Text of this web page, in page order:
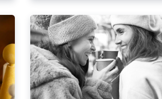
WIRTSCHAFTSFRAUEN